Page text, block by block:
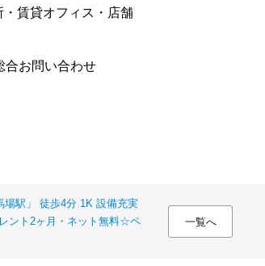
賃貸オフィス・店舗
合お問い合わせ
場駅」 徒歩4分 1K 設備充実
ント2ヶ月・ネット無料☆ペ
一覧へ